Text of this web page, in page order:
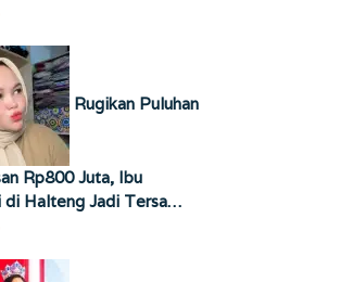
Rugikan Puluhan
Rp800 Juta, Ibu
di Halteng Jadi Tersa…